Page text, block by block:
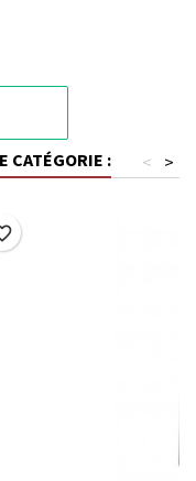
CATÉGORIE : >
<